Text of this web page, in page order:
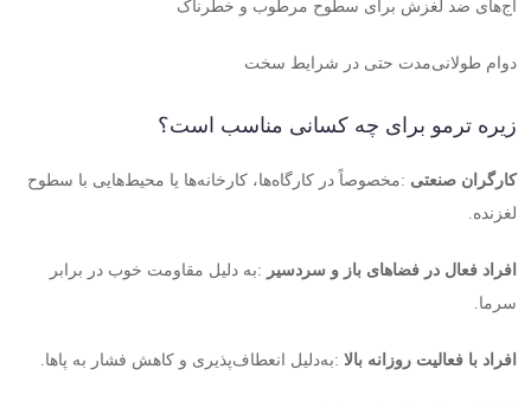
آج‌های ضد لغزش برای سطوح مرطوب و خطرناک
دوام طولانی‌مدت حتی در شرایط سخت
زیره ترمو برای چه کسانی مناسب است؟
کارگران صنعتی :مخصوصاً در کارگاه‌ها، کارخانه‌ها یا محیط‌هایی با سطوح
لغزنده.
افراد فعال در فضاهای باز و سردسیر :به دلیل مقاومت خوب در برابر
سرما.
افراد با فعالیت روزانه بالا :به‌دلیل انعطاف‌پذیری و کاهش فشار به پاها.